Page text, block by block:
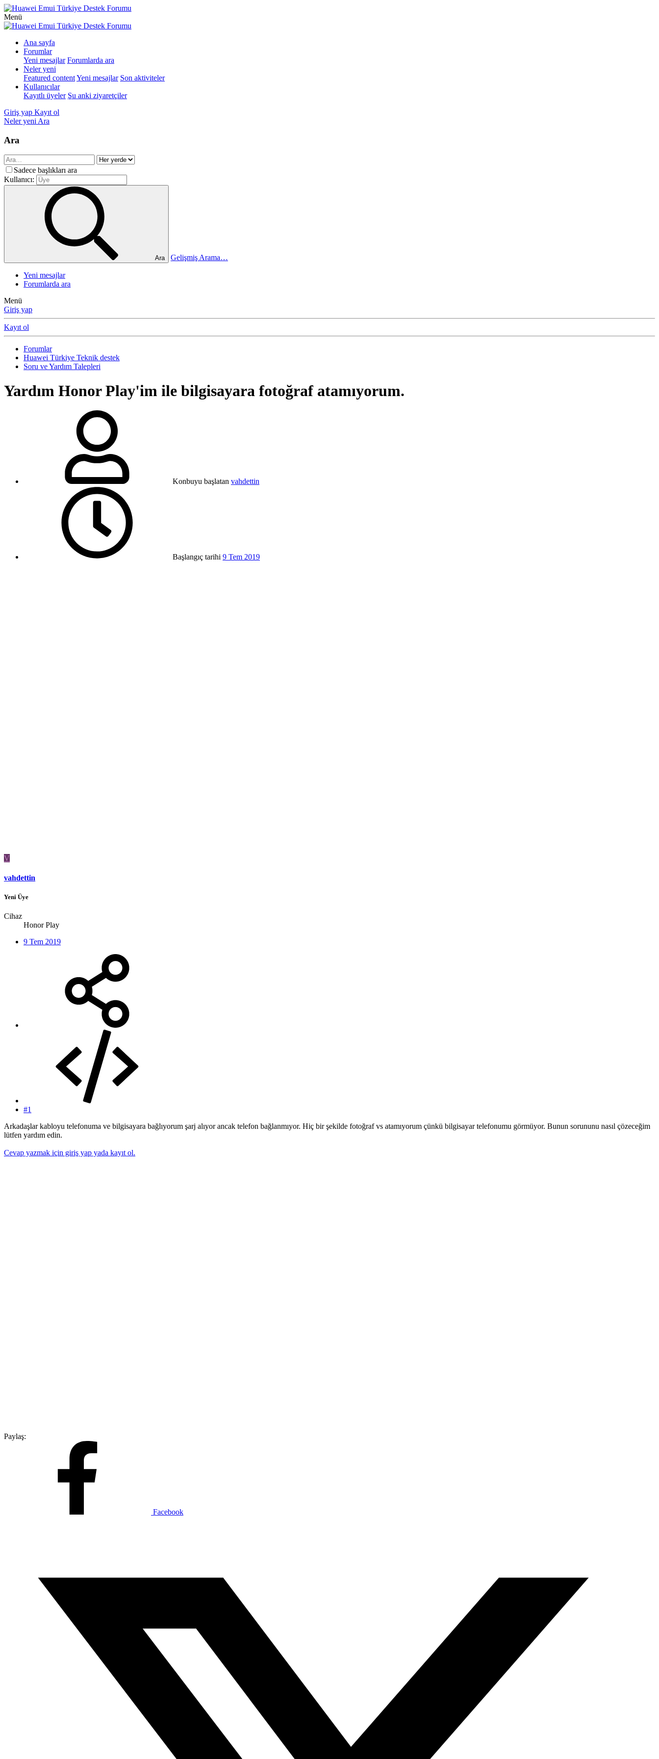
Menü
Ana sayfa
Forumlar
Yeni mesajlar Forumlarda ara
Neler yeni
Featured contentYeni mesajlar Son aktiviteler
Kullanıcılar
Kayıtlı üyeler Şu anki ziyaretçiler
Giriş yap Kayıt ol
Neler yeni Ara
Ara
Sadece başlıkları ara
Kullanıcı:
Ara Gelişmiş Arama…
Yeni mesajlar
Forumlarda ara
Menü
Giriş yap
Kayıt ol
Forumlar
Huawei Türkiye Teknik destek
Soru ve Yardım Talepleri
Yardım Honor Play'im ile bilgisayara fotoğraf atamıyorum.
Konbuyu başlatan vahdettin
Başlangıç tarihi 9 Tem 2019
V
vahdettin
Yeni Üye
Cihaz
Honor Play
9 Tem 2019
#1
Arkadaşlar kabloyu telefonuma ve bilgisayara bağlıyorum şarj alıyor ancak telefon bağlanmıyor. Hiç bir şekilde fotoğraf vs atamıyorum çünkü bilgisayar telefonumu görmüyor. Bunun sorununu nasıl çözeceğim
lütfen yardım edin.
Cevap yazmak için giriş yap yada kayıt ol.
Paylaş:
Facebook